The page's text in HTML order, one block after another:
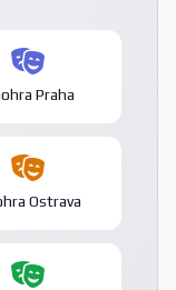
Praha
Ostrava